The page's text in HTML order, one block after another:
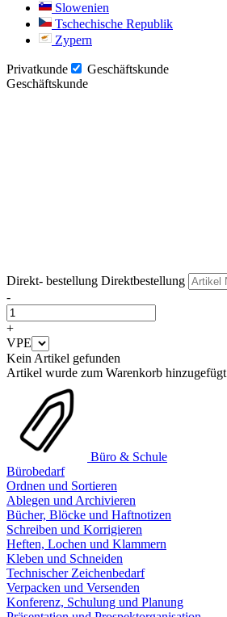
Slowenien
Tschechische Republik
Zypern
Privatkunde
Geschäftskunde
Geschäftskunde
Direkt- bestellung Direktbestellung
-
+
VPE
Kein Artikel gefunden
Artikel wurde zum Warenkorb hinzugefügt
Büro & Schule
Bürobedarf
Ordnen und Sortieren
Ablegen und Archivieren
Bücher, Blöcke und Haftnotizen
Schreiben und Korrigieren
Heften, Lochen und Klammern
Kleben und Schneiden
Technischer Zeichenbedarf
Verpacken und Versenden
Konferenz, Schulung und Planung